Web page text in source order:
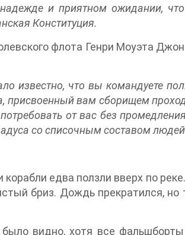
и приятном ожидании,
Конституция.
флота Генри Моуэта
известно, что вы командуете
присвоенный вам сборищем
от вас без
со списочным составом
корабли едва ползли вверх по
бриз. Дождь прекратился,
видно, хотя все